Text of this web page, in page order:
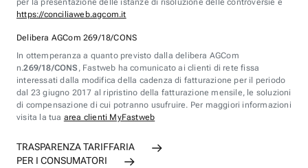
per la presentazione delle istanze di risoluzione delle controversie è
https://conciliaweb.agcom.it
Delibera AGCom 269/18/CONS
In ottemperanza a quanto previsto dalla delibera AGCom
n.269/18/CONS , Fastweb ha comunicato ai clienti di rete fissa
interessati dalla modifica della cadenza di fatturazione per il periodo
dal 23 giugno 2017 al ripristino della fatturazione mensile, le soluzioni
di compensazione di cui potranno usufruire. Per maggiori informazioni
visita la tua area clienti MyFastweb
TRASPARENZA TARIFFARIA
PER I CONSUMATORI